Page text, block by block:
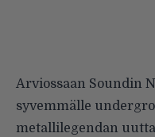
Arviossaan Soundin
syvemmälle
metallilegendan